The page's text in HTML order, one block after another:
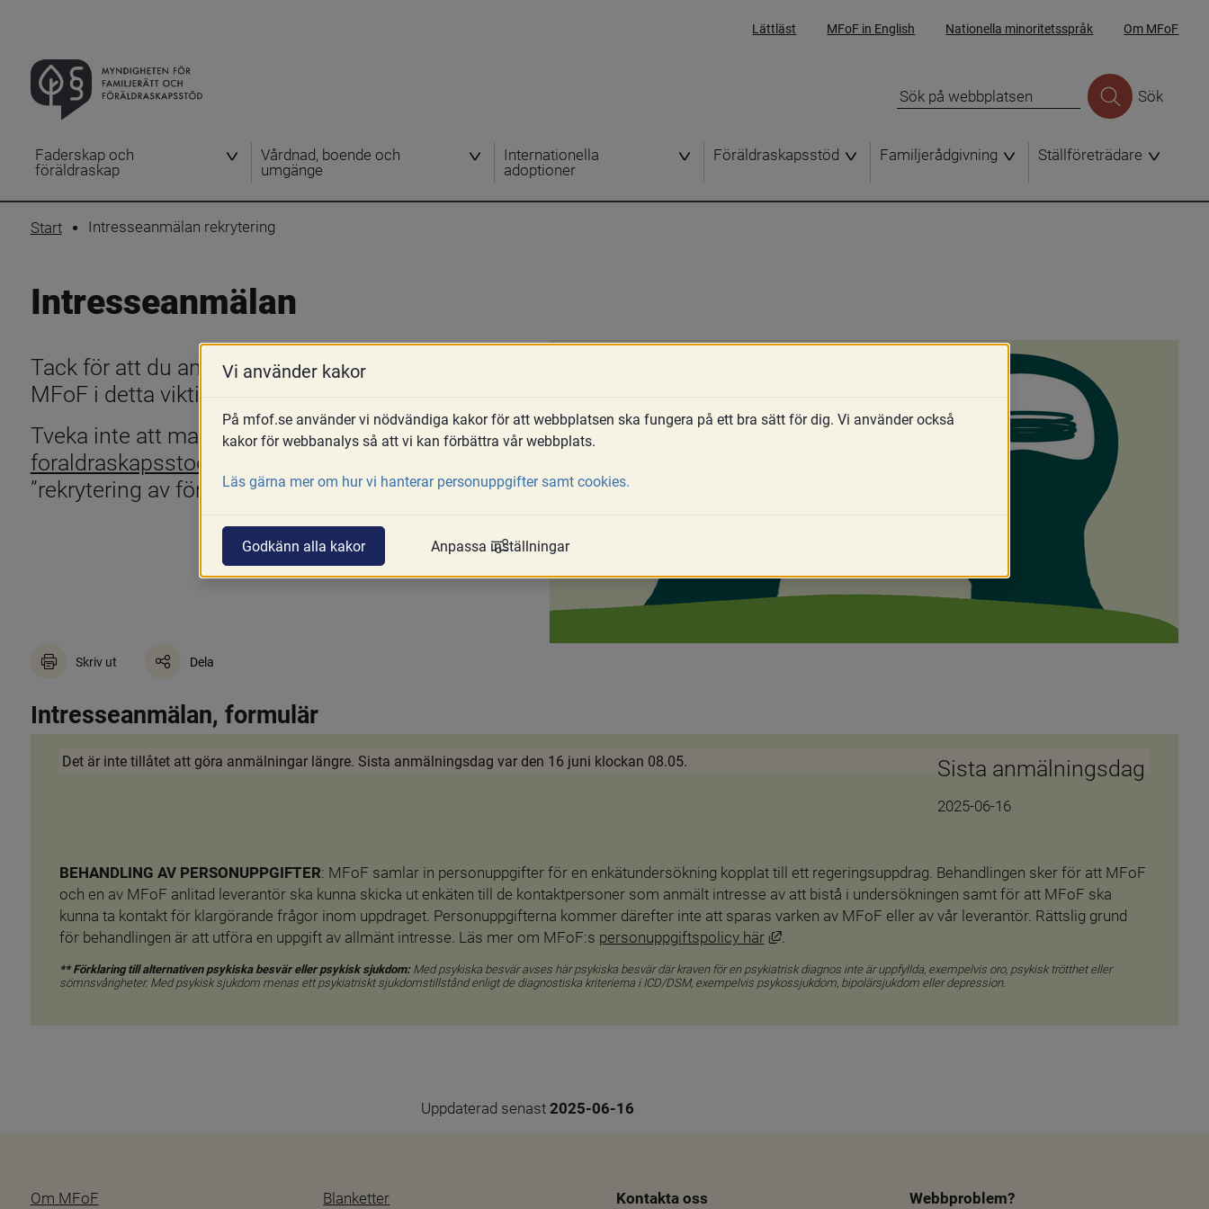
Lättläst MFoF in English Nationella minoritetsspråk Om MFoF
Sök
Faderskap och
föräldraskap
Vårdnad, boende och
umgänge
Internationella
adoptioner
Föräldraskapsstöd Familjerådgivning Ställföreträdare
Start Intresseanmälan rekrytering
Intresseanmälan
Tack för att du anmäler ditt intresse till att hjälpa
MFoF i detta viktiga arbete!
Tveka inte att maila oss om du funderar över något;
foraldraskapsstod@mfof.se
”rekrytering av föräldrar”)
Skriv ut Dela
Intresseanmälan, formulär
Sista anmälningsdag
2025-06-16
Det är inte tillåtet att göra anmälningar längre. Sista anmälningsdag var den 16 juni klockan 08.05.
BEHANDLING AV PERSONUPPGIFTER: MFoF samlar in personuppgifter för en enkätundersökning kopplat till ett regeringsuppdrag. Behandlingen sker för att MFoF
och en av MFoF anlitad leverantör ska kunna skicka ut enkäten till de kontaktpersoner som anmält intresse av att bistå i undersökningen samt för att MFoF ska
kunna ta kontakt för klargörande frågor inom uppdraget. Personuppgifterna kommer därefter inte att sparas varken av MFoF eller av vår leverantör. Rättslig grund
för behandlingen är att utföra en uppgift av allmänt intresse. Läs mer om MFoF:s personuppgiftspolicy här Länk till annan webbplats, öppnas i nytt fönster.
.
** Förklaring till alternativen psykiska besvär eller psykisk sjukdom: Med psykiska besvär avses här psykiska besvär där kraven för en psykiatrisk diagnos inte är uppfyllda, exempelvis oro, psykisk trötthet eller
sömnsvårigheter. Med psykisk sjukdom menas ett psykiatriskt sjukdomstillstånd enligt de diagnostiska kriterierna i ICD/DSM, exempelvis psykossjukdom, bipolärsjukdom eller depression.
Uppdaterad senast 2025-06-16
Om MFoF Blanketter Kontakta oss Webbproblem?
Vi använder kakor
På mfof.se använder vi nödvändiga kakor för att webbplatsen ska fungera på ett bra sätt för dig. Vi använder också
kakor för webbanalys så att vi kan förbättra vår webbplats.
Läs gärna mer om hur vi hanterar personuppgifter samt cookies.
Godkänn alla kakor Anpassa inställningar